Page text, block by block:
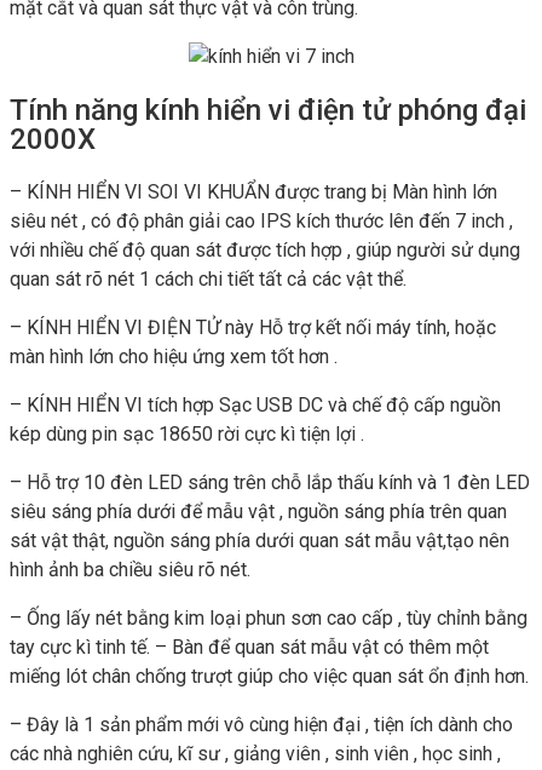
mặt cắt và quan sát thực vật và côn trùng.
Tính năng kính hiển vi điện tử phóng đại
2000X
– KÍNH HIỂN VI SOI VI KHUẨN được trang bị Màn hình lớn
siêu nét , có độ phân giải cao IPS kích thước lên đến 7 inch ,
với nhiều chế độ quan sát được tích hợp , giúp người sử dụng
quan sát rõ nét 1 cách chi tiết tất cả các vật thể.
– KÍNH HIỂN VI ĐIỆN TỬ này Hỗ trợ kết nối máy tính, hoặc
màn hình lớn cho hiệu ứng xem tốt hơn .
– KÍNH HIỂN VI tích hợp Sạc USB DC và chế độ cấp nguồn
kép dùng pin sạc 18650 rời cực kì tiện lợi .
– Hỗ trợ 10 đèn LED sáng trên chỗ lắp thấu kính và 1 đèn LED
siêu sáng phía dưới để mẫu vật , nguồn sáng phía trên quan
sát vật thật, nguồn sáng phía dưới quan sát mẫu vật,tạo nên
hình ảnh ba chiều siêu rõ nét.
– Ống lấy nét bằng kim loại phun sơn cao cấp , tùy chỉnh bằng
tay cực kì tinh tế. – Bàn để quan sát mẫu vật có thêm một
miếng lót chân chống trượt giúp cho việc quan sát ổn định hơn.
– Đây là 1 sản phẩm mới vô cùng hiện đại , tiện ích dành cho
các nhà nghiên cứu, kĩ sư , giảng viên , sinh viên , học sinh ,